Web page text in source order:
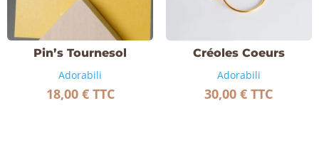
Pin’s Tournesol
Adorabili
18,00 € TTC
Créoles Coeurs
Adorabili
30,00€ TTC